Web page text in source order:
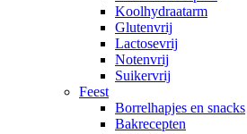
Koolhydraatarm
Glutenvrij
Lactosevrij
Notenvrij
Suikervrij
Feest
Borrelhapjes en snacks
Bakrecepten